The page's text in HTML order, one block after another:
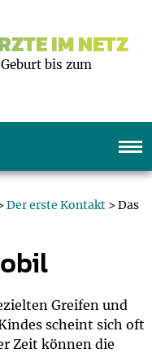
IM NETZ
bis zum
Der erste Kontakt> Das
Greifen und
scheint sich oft
Zeit können die